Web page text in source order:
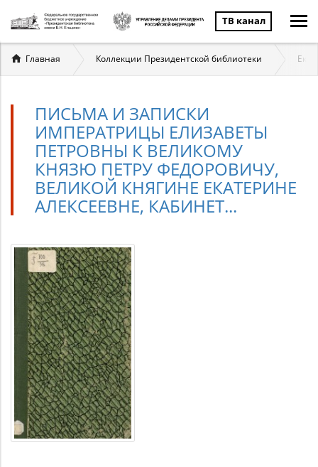
ТВ канал
Вы
здесь
Главная Коллекции Президентской библиотеки
ПИСЬМА И ЗАПИСКИ
ИМПЕРАТРИЦЫ ЕЛИЗАВЕТЫ
ПЕТРОВНЫ К ВЕЛИКОМУ
КНЯЗЮ ПЕТРУ ФЕДОРОВИЧУ,
ВЕЛИКОЙ КНЯГИНЕ ЕКАТЕРИНЕ
АЛЕКСЕЕВНЕ, КАБИНЕТ...